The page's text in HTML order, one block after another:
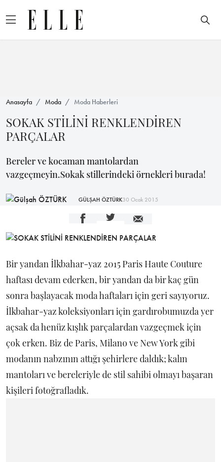
Anasayfa Moda Moda Haberleri
SOKAK STİLİNİ RENKLENDİREN
PARÇALAR
Bereler ve kocaman mantolardan
vazgeçmeyin.Sokak stillerindeki örnekleri burada!
GÜLŞAH ÖZTÜRK30 Ocak 2015
Bir yandan İlkbahar-yaz 2015 Paris Haute Couture
haftası devam ederken, bir yandan da bir kaç gün
sonra başlayacak moda haftaları için geri sayıyoruz.
İlkbahar-yaz koleksiyonları için gardırobumuzda yer
açsak da henüz kışlık parçalardan vazgeçmek için
çok erken. Biz de Paris, Milano ve New York gibi
modanın nabzının attığı şehirlere daldık; kalın
mantoları ve bereleriyle de stil sahibi olmayı başaran
kişileri fotoğrafladık.